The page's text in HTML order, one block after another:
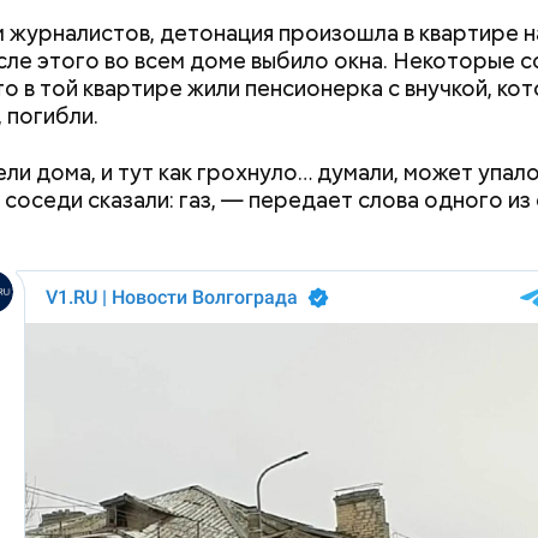
детонация произошла в квартире
этого во всем доме выбило окна. Некоторые
в той квартире жили пенсионерка с внучкой,
дома, и тут как грохнуло… думали, может
сказали: газ, — передает слова одного
обналичивали деньги и возвращали их
деньгами и не вызвать подозрений у налоговой,
подопытным стал друг детства Миссюры
угостил приятеля морсом с этиленгликолем.
умер в больнице.